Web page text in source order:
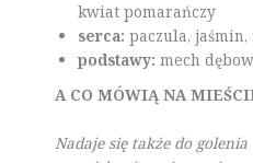
kwiat pomarańczy
serca: paczula, jaśmin,
podstawy: mech
A CO MÓWIĄ NA
Nadaje się także do